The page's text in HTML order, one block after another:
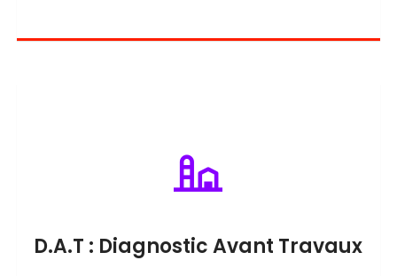
D.A.T : Diagnostic Avant Travaux